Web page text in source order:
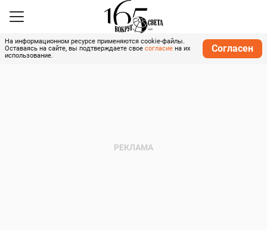
На информационном ресурсе применяются cookie-файлы.
Оставаясь на сайте, вы подтверждаете свое согласие на их
использование.
Согласен